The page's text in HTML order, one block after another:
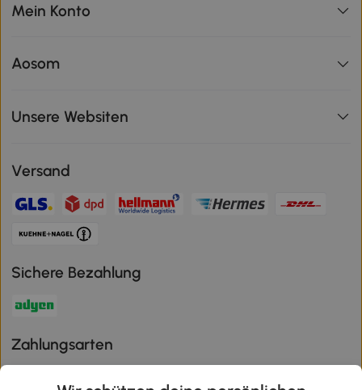
Mein Konto
Aosom
Unsere Websiten
Versand
Sichere Bezahlung
Zahlungsarten